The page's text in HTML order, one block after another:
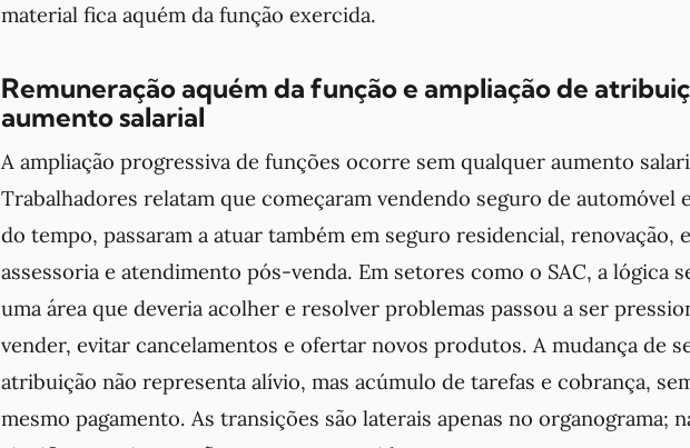
material fica aquém da função exercida.
Remuneração aquém da função e ampliação de
aumento salarial
A ampliação progressiva de funções ocorre sem qualquer aumento
Trabalhadores relatam que começaram vendendo seguro de automóvel
do tempo, passaram a atuar também em seguro residencial, renovação,
assessoria e atendimento pós-venda. Em setores como o SAC, a lógica
uma área que deveria acolher e resolver problemas passou a ser
vender, evitar cancelamentos e ofertar novos produtos. A mudança de
atribuição não representa alívio, mas acúmulo de tarefas e cobrança,
mesmo pagamento. As transições são laterais apenas no organograma;